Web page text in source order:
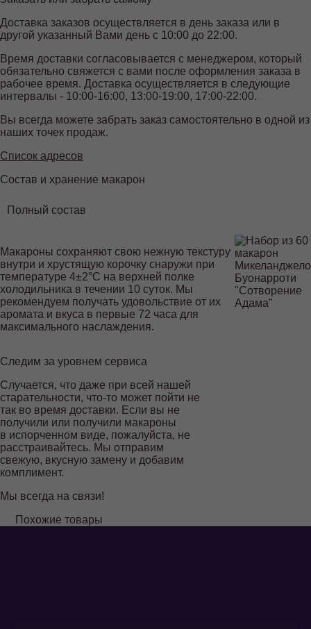
Доставка заказов осуществляется в день заказа или в
другой указанный Вами день с 10:00 до 22:00.
Время доставки согласовывается с менеджером, который
обязательно свяжется с вами после оформления заказа в
рабочее время. Доставка осуществляется в следующие
интервалы - 10:00-16:00, 13:00-19:00, 17:00-22:00.
Вы всегда можете забрать заказ самостоятельно в одной из
наших точек продаж.
Список адресов
Состав и хранение макарон
Полный состав
Макароны сохраняют свою нежную текстуру
внутри и хрустящую корочку снаружи при
температуре 4±2°С на верхней полке
холодильника в течении 10 суток. Мы
рекомендуем получать удовольствие от их
аромата и вкуса в первые 72 часа для
максимального наслаждения.
Следим за уровнем сервиса
Случается, что даже при всей нашей
старательности, что-то может пойти не
так во время доставки. Если вы не
получили или получили макароны
в испорченном виде, пожалуйста, не
расстраивайтесь. Мы отправим
свежую, вкусную замену и добавим
комплимент.
Мы всегда на связи!
Похожие товары